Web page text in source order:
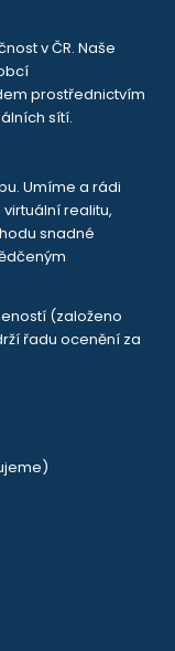
v ČR. Naše
prostřednictvím
sítí.
Umíme a rádi
realitu,
snadné
(založeno
řadu ocenění za